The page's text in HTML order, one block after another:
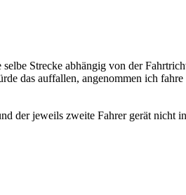
Strecke abhängig von der
das auffallen, angenommen ich
der jeweils zweite Fahrer gerät nicht